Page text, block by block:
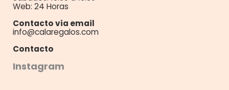
Web: 24 Horas
Contacto via email
info@calaregalos.com
Contacto
Instagram